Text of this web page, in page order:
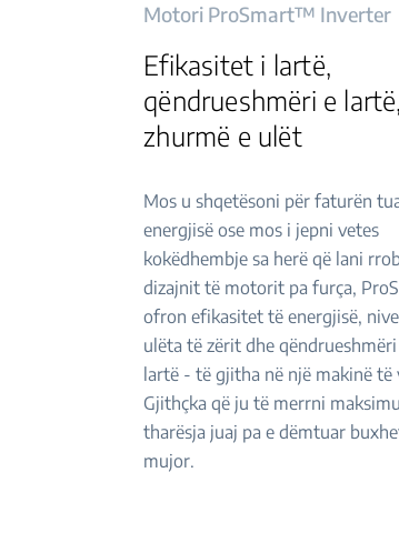
Motori ProSmart™ Inverter
Efikasitet i lartë,
qëndrueshmëri e lartë,
zhurmë e ulët
Mos u shqetësoni për faturën
energjisë ose mos i jepni vetes
kokëdhembje sa herë që lani
dizajnit të motorit pa furça,
ofron efikasitet të energjisë,
ulëta të zërit dhe
lartë - të gjitha në një makinë të
Gjithçka që ju të merrni
tharësja juaj pa e dëmtuar
mujor.